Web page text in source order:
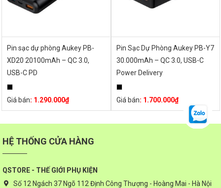
Pin sạc dự phòng Aukey PB-
XD20 20100mAh – QC 3.0,
USB-C PD
Giá bán: 1.290.000₫
Pin Sạc Dự Phòng Aukey PB-Y7
30.000mAh – QC 3.0, USB-C
Power Delivery
Giá bán: 1.700.000₫
HỆ THỐNG CỬA HÀNG
QSTORE - THẾ GIỚI PHỤ KIỆN
Số 12 Ngách 37 Ngõ 112 Định Công Thượng - Hoàng Mai - Hà Nội